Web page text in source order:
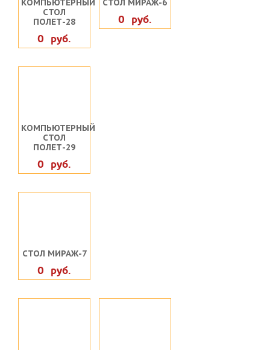
КОМПЬЮТЕРНЫЙ
СТОЛ
ПОЛЕТ-28
0 руб.
СТОЛ МИРАЖ-6
0 руб.
КОМПЬЮТЕРНЫЙ
СТОЛ
ПОЛЕТ-29
0 руб.
СТОЛ МИРАЖ-7
0 руб.